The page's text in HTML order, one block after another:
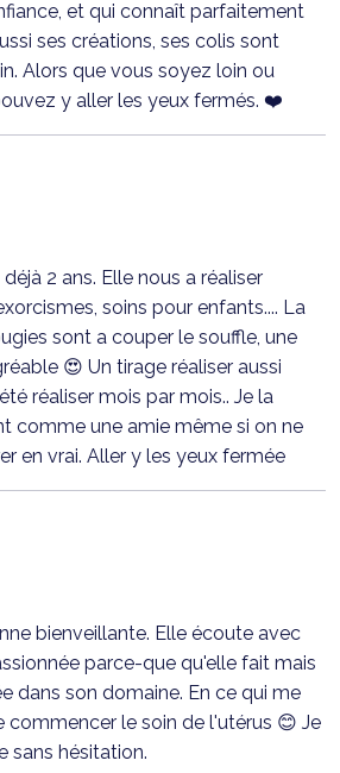
et qui connaît parfaitement
ses créations, ses colis sont
Alors que vous soyez loin ou
y aller les yeux fermés. ❤️
2 ans. Elle nous a réaliser
soins pour enfants.... La
sont a couper le souffle, une
😍 Un tirage réaliser aussi
réaliser mois par mois.. Je la
comme une amie même si on ne
en vrai. Aller y les yeux fermée
bienveillante. Elle écoute avec
parce-que qu'elle fait mais
dans son domaine. En ce qui me
commencer le soin de l'utérus 😊 Je
sans hésitation.